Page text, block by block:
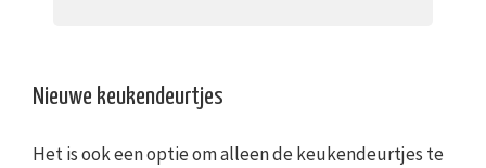
Nieuwe keukendeurtjes
Het is ook een optie om alleen de keukendeurtjes te